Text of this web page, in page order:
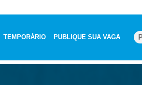
TEMPORÁRIO PUBLIQUE SUA VAGA